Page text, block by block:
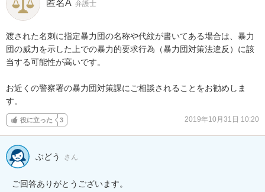
匿名A 弁護士
渡された名刺に指定暴力団の名称や代紋が書いてある場合は、暴力
団の威力を示した上での暴力的要求行為（暴力団対策法違反）に該
当する可能性が高いです。
お近くの警察署の暴力団対策課にご相談されることをお勧めしま
す。
役に立った 3 2019年10月31日 10:20
ぶどう さん
ご回答ありがとうございます。